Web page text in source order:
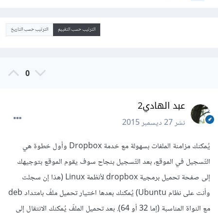
الترتيب حسب التقييم الترتيب حسب التاريخ
0
عبد الهادي2
نشر27 ديسمبر 2015
يُمكنك مزامنة الملفات بسهولة مع خدمة Dropbox وأول خطوة هي
التّسجيل في الموقع، بعد التّسجيل بنجاح سوف يقوم الموقع بتوجيهك
إلى صفحة تحميل برمجية dropbox لأنظمة Linux (هذا إن سجلت
وأنت على نظام Ubuntu) يُمكنك بعدها اختيار تحميل ملفّ بامتداد deb
مع النواة المناسبة (إما 32 أو 64). بعد تحميل الملفّ يُمكنك الانتقال إلى